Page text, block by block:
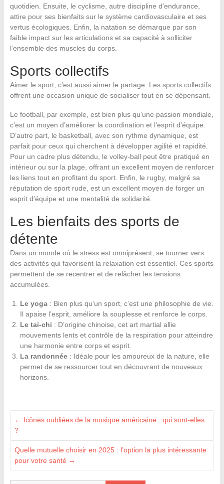
quotidien. Ensuite, le cyclisme, autre discipline d’endurance,
attire pour ses bienfaits sur le système cardiovasculaire et ses
vertus écologiques. Enfin, la natation se démarque par son
faible impact sur les articulations et sa capacité à solliciter
l’ensemble des muscles du corps.
Sports collectifs
Aimer le sport, c’est aussi aimer le partage. Les sports collectifs
offrent une occasion unique de socialiser tout en se dépensant.
Le football, par exemple, est bien plus qu’une passion mondiale,
c’est un moyen d’améliorer la coordination et l’esprit d’équipe.
D’autre part, le basketball, avec son rythme dynamique, est
parfait pour ceux qui cherchent à développer agilité et rapidité.
Pour un cadre plus détendu, le volley-ball peut être pratiqué en
intérieur ou sur la plage, offrant un excellent moyen de renforcer
les liens tout en profitant du sport. Enfin, le rugby, malgré sa
réputation de sport rude, est un excellent moyen de forger un
esprit d’équipe et une mentalité de solidarité.
Les bienfaits des sports de
détente
Dans un monde où le stress est omniprésent, se tourner vers
des activités qui favorisent la relaxation est essentiel. Ces sports
permettent de se recentrer et de relâcher les tensions
accumulées.
Le yoga: Bien plus qu’un sport, c’est une philosophie de vie.
Il apaise l’esprit, améliore la souplesse et renforce le corps.
Le tai-chi : D’origine chinoise, cet art martial allie
mouvements lents et contrôle de la respiration pour atteindre
une harmonie entre corps et esprit.
La randonnée: Idéale pour les amoureux de la nature, elle
permet de se ressourcer tout en découvrant de nouveaux
horizons.
← Icônes oubliées de la musique américaine : qui sont-elles
?
Quelle mutuelle choisir en 2025 : l’option la plus intéressante
pour votre santé →